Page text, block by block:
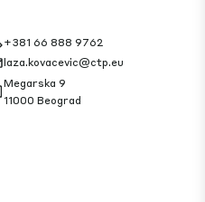
+381 66 888 9762
laza.kovacevic@ctp.eu
Megarska 9
11000 Beograd